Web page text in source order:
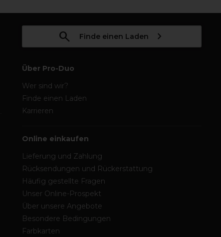
Finde einen Laden
Über Pro-Duo
Wer sind wir?
Finde einen Laden
Karrieren
Online einkaufen
Lieferung und Zahlung
Rücksendungen und Rückerstattung
Häufig gestellte Fragen
Unser Online-Prospekt
Über unsere Angebote
Besondere Bedingungen
Farbkarten